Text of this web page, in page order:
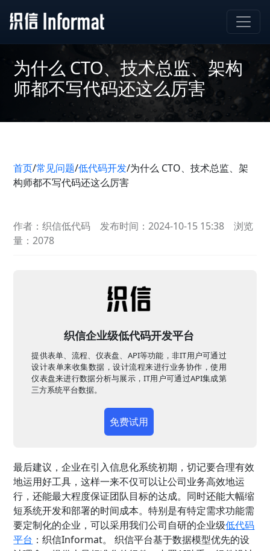
为什么 CTO、技术总监、架构
师都不写代码还这么厉害
首页/常见问题/低代码开发/为什么 CTO、技术总监、架
构师都不写代码还这么厉害
作者：织信低代码 发布时间：2024-10-15 15:38
浏览
量：2078
织信企业级低代码开发平台
提供表单、流程、仪表盘、API等功能，非IT用户可通过
设计表单来收集数据，设计流程来进行业务协作，使用
仪表盘来进行数据分析与展示，IT用户可通过API集成第
三方系统平台数据。
免费试用
最后建议，企业在引入信息化系统初期，切记要合理有效
地运用好工具，这样一来不仅可以让公司业务高效地运
行，还能最大程度保证团队目标的达成。同时还能大幅缩
短系统开发和部署的时间成本。特别是有特定需求功能需
要定制化的企业，可以采用我们公司自研的企业级低代码
平台 ：织信Informat。 织信平台基于数据模型优先的设